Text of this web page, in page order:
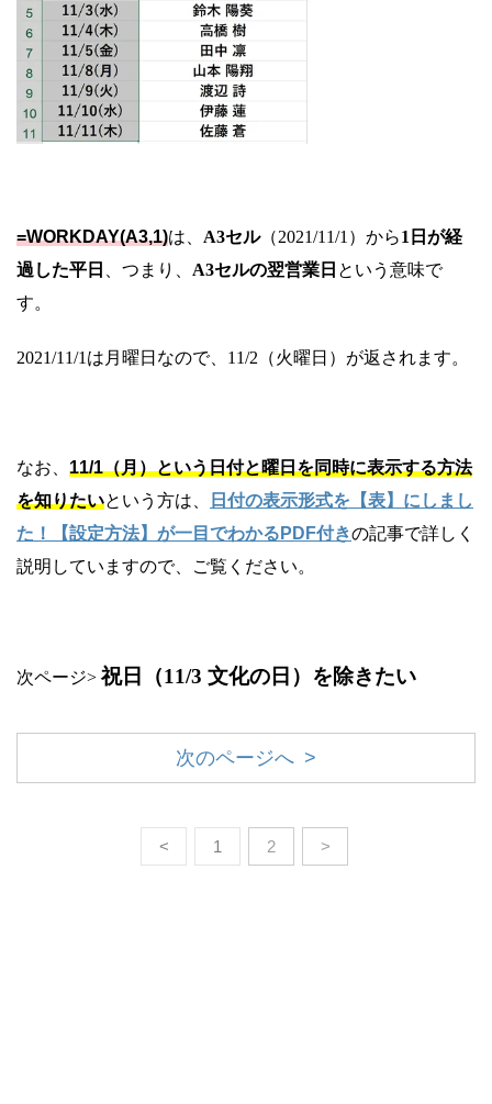
=WORKDAY(A3,1)は、 A3セル（2021/11/1）から1日が経
過した平日
、つまり、 A3セルの翌営業日 という意味で
す。
2021/11/1は月曜日なので、11/2（火曜日）が返されます。
なお、 11/1（月）という日付と曜日を同時に表示する方法
を知りたいという方は、
日付の表示形式を【表】にしまし
た！【設定方法】が一目でわかるPDF付きの記事で詳しく
説明していますので、ご覧ください。
次ページ>祝日（11/3 文化の日）を除きたい
次のページへ >
< 1 2 >